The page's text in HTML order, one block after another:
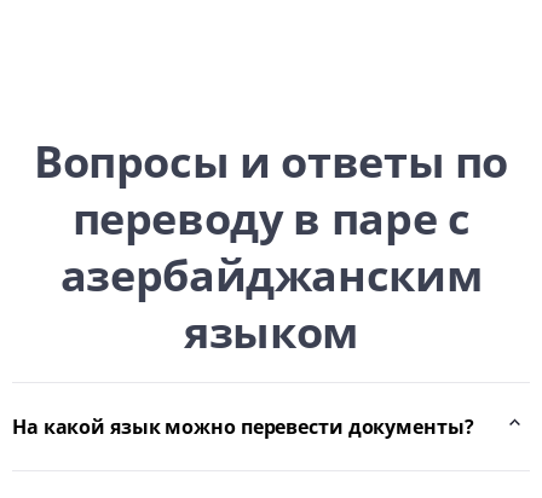
Вопросы и ответы по
переводу в паре с
азербайджанским
языком
На какой язык можно перевести документы?